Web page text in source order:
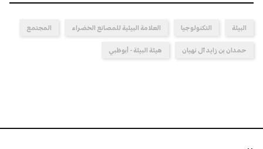
البيئة التكنولوجيا العلامة البيئية للمصانع الخضراء المجتمع
حمدان بن زايد آل نهيان هيئة البيئة - أبوظبي